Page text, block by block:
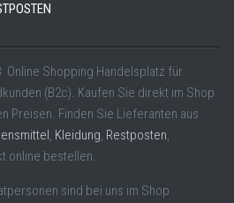
Online Shopping Handelsplatz für
(B2c). Kaufen Sie direkt im Shop
Preisen. Finden Sie Lieferanten aus
, Kleidung, Restposten,
online bestellen.
sind bei uns im Shop